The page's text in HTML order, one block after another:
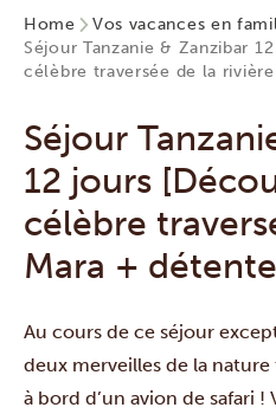
Home
Vos vacances en
Séjour Tanzanie & Zanzibar
célèbre traversée de la
Séjour
12 jours
célèbre
Mara +
Au cours de ce séjour
deux merveilles de la
à bord d’un avion de safari !